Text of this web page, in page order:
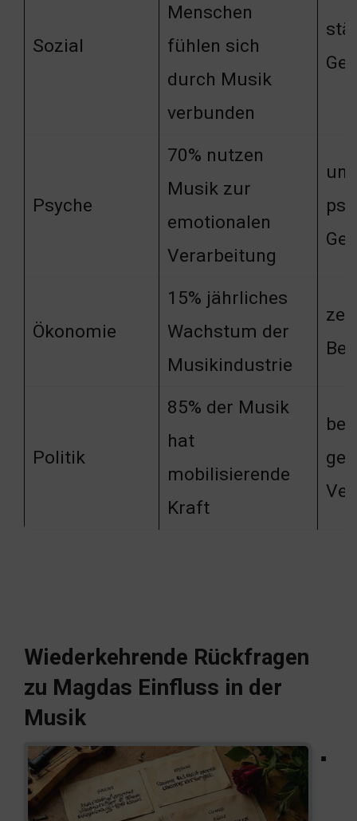
Sozial
Menschen
fühlen sich
durch Musik
verbunden
Psyche
70% nutzen
Musik zur
emotionalen
Verarbeitung
Ökonomie
15% jährliches
Wachstum der
Musikindustrie
Politik
85% der Musik
hat
mobilisierende
Kraft
Wiederkehrende Rückfragen
zu Magdas Einfluss in der
Musik
▪